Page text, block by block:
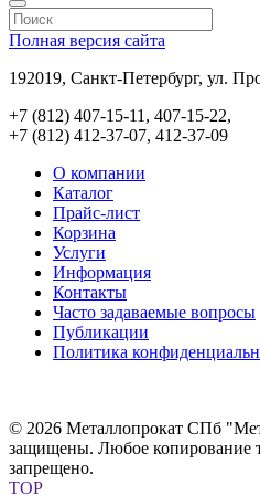
Полная версия сайта
192019, Санкт-Петербург, ул.
+7 (812) 407-15-11, 407-15-22,
+7 (812) 412-37-07, 412-37-09
О компании
Каталог
Прайс-лист
Корзина
Услуги
Информация
Контакты
Часто задаваемые вопросы
Публикации
Политика
© 2026 Металлопрокат СПб
защищены. Любое копирование
запрещено.
TOP